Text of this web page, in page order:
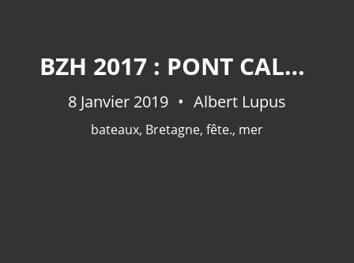
BZH 2017 : PONT CALLEC ET LA FÊTE DU MAËRL. PART 1.
8 Janvier 2019 Albert Lupus
bateaux, Bretagne, fête., mer